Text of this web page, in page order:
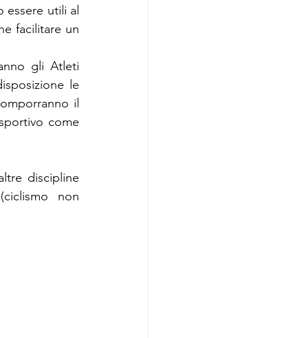
utili al
facilitare un
gli Atleti
le
il
come
discipline
non